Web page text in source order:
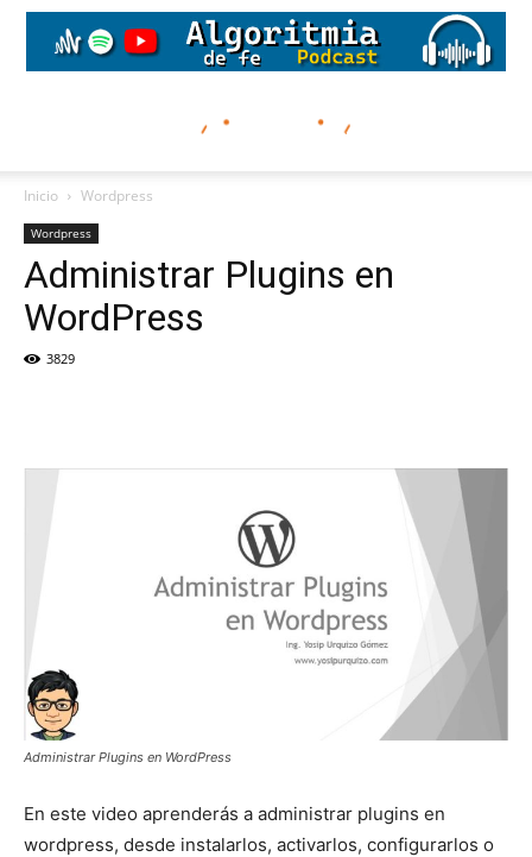
Inicio Wordpress
Wordpress
Administrar Plugins en
WordPress
3829
Administrar Plugins en WordPress
En este video aprenderás a administrar plugins en
wordpress, desde instalarlos, activarlos, configurarlos o